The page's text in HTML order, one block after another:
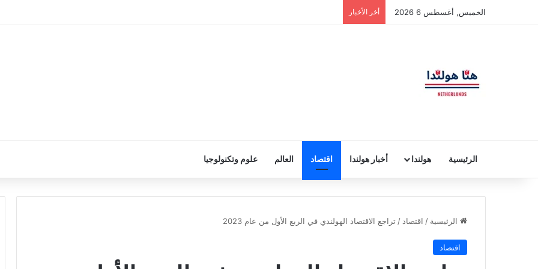
الخميس, أغسطس 6 2026 أخر الأخبار
الرئيسية هولندا أخبار هولندا اقتصاد العالم علوم وتكنولوجيا
الرئيسية / اقتصاد / تراجع الاقتصاد الهولندي في الربع الأول من عام 2023
اقتصاد